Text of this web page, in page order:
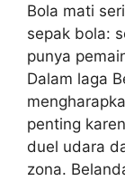
Bola mati
sepak bola:
punya
Dalam laga
penting
duel udara
zona.